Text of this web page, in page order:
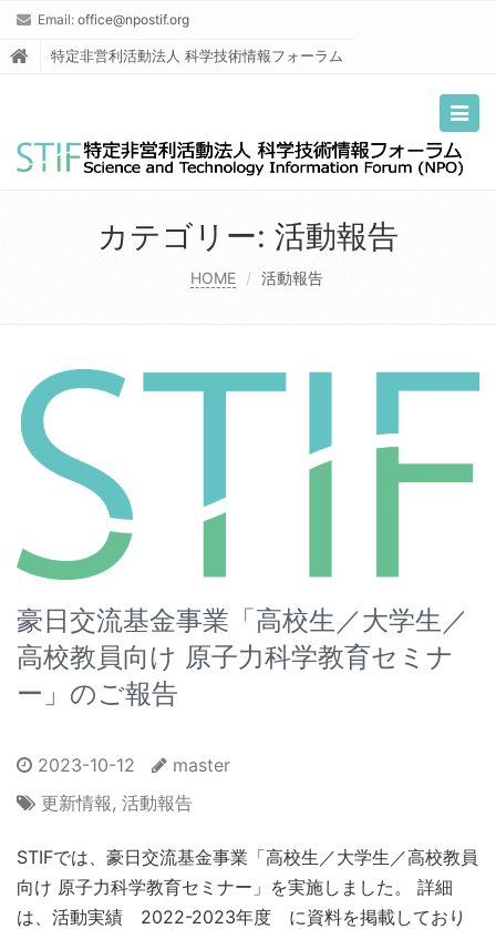
Email: office@npostif.org
特定非営利活動法人 科学技術情報フォーラム
カテゴリー: 活動報告
HOME 活動報告
豪日交流基金事業「高校生／大学生／
高校教員向け 原子力科学教育セミナ
ー」のご報告
2023-10-12
master
更新情報 , 活動報告
STIFでは、豪日交流基金事業「高校生／大学生／高校教員
向け 原子力科学教育セミナー」を実施しました。 詳細
は、活動実績 2022-2023年度 に資料を掲載しており